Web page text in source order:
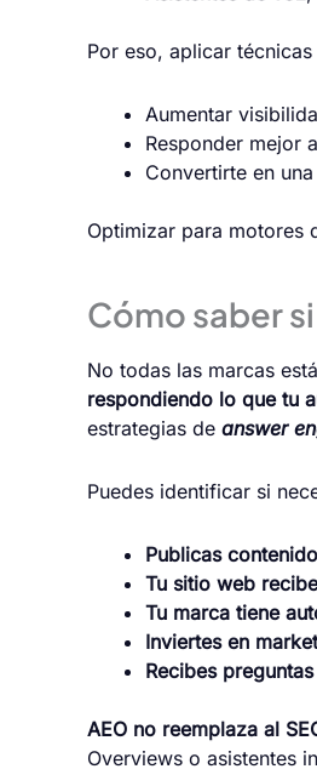
Por eso, aplicar técnicas
Aumentar
Responder mejor
Convertirte en
Optimizar para motores
Cómo saber
No todas las marcas
respondiendo lo que tu
estrategias de answer
Puedes identificar si
Publicas
Tu sitio web
Tu marca tiene
Inviertes en
Recibes
AEO no reemplaza al
Overviews o asistentes